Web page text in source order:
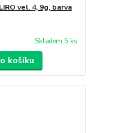
vel. 4, 9g, barva
Skladem 5 ks
košíku